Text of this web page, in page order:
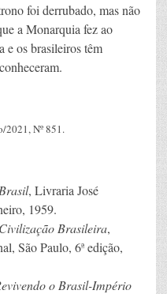
foi derrubado, mas não
a Monarquia fez ao
e os brasileiros têm
2021, Nº 851.
, Livraria José
1959.
Brasileira,
São Paulo, 6ª edição,
o Brasil-Império